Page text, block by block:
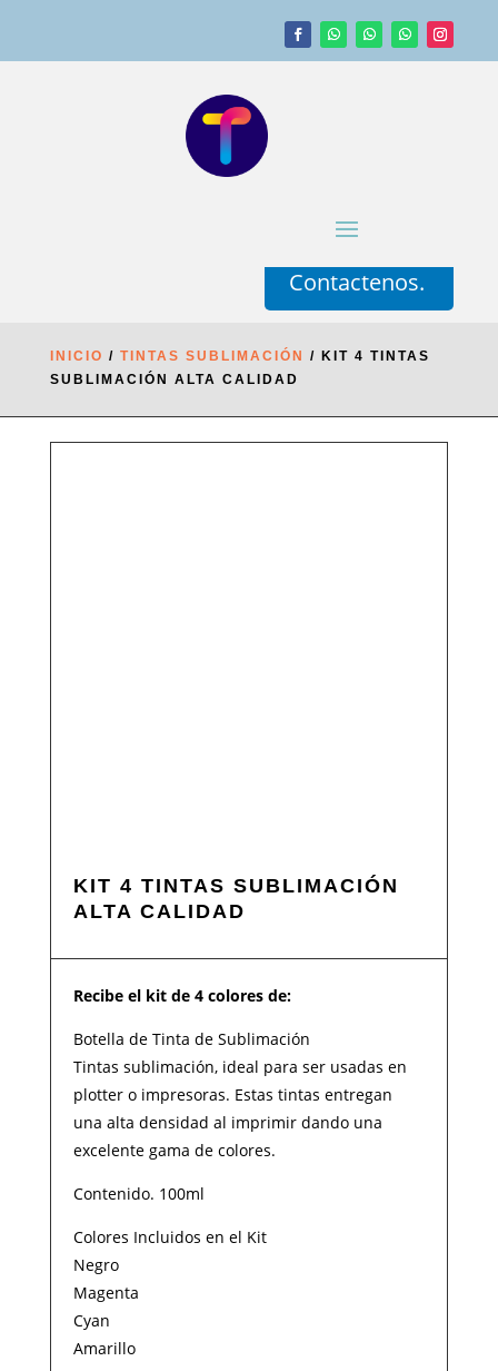
Contactenos.
INICIO / TINTAS SUBLIMACIÓN / KIT 4 TINTAS
SUBLIMACIÓN ALTA CALIDAD
KIT 4 TINTAS SUBLIMACIÓN
ALTA CALIDAD
Recibe el kit de 4 colores de:
Botella de Tinta de Sublimación
Tintas sublimación, ideal para ser usadas en
plotter o impresoras. Estas tintas entregan
una alta densidad al imprimir dando una
excelente gama de colores.
Contenido. 100ml
Colores Incluidos en el Kit
Negro
Magenta
Cyan
Amarillo